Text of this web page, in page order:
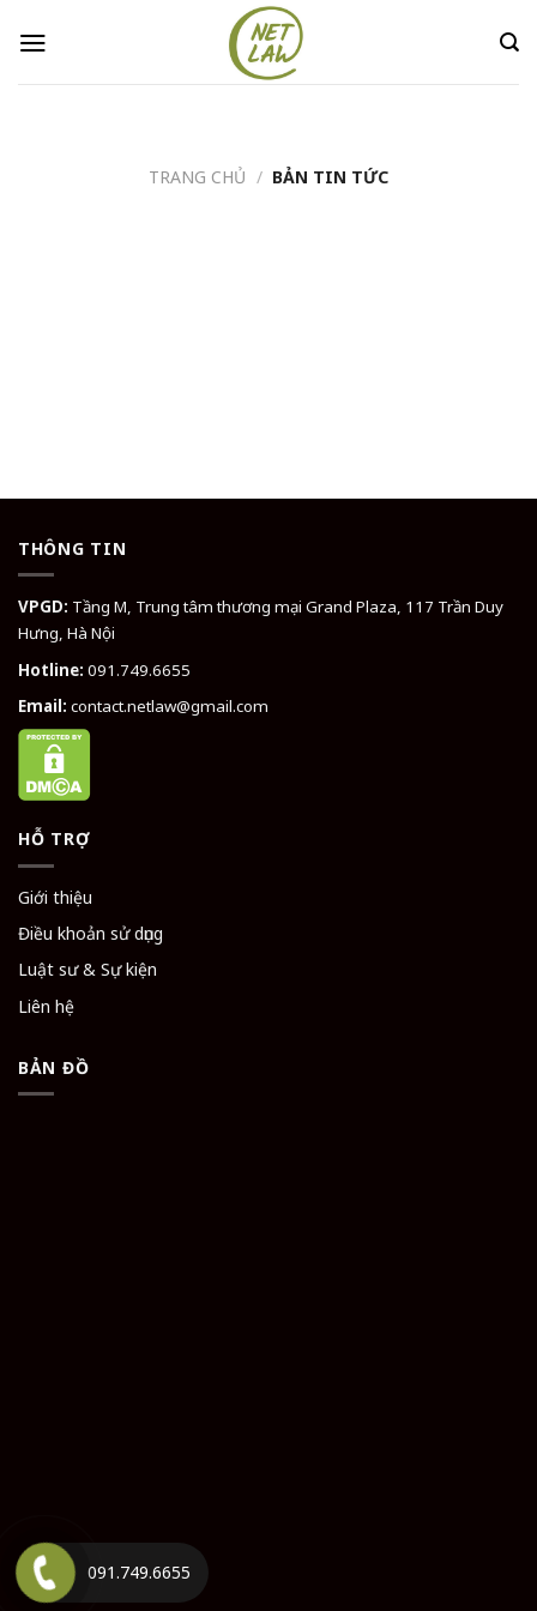
TRANG CHỦ / BẢN TIN TỨC
THÔNG TIN
VPGD: Tầng M, Trung tâm thương mại Grand Plaza, 117 Trần Duy
Hưng, Hà Nội
Hotline: 091.749.6655
Email: contact.netlaw@gmail.com
HỖ TRỢ
Giới thiệu
Điều khoản sử dụng
Luật sư & Sự kiện
Liên hệ
BẢN ĐỒ
091.749.6655